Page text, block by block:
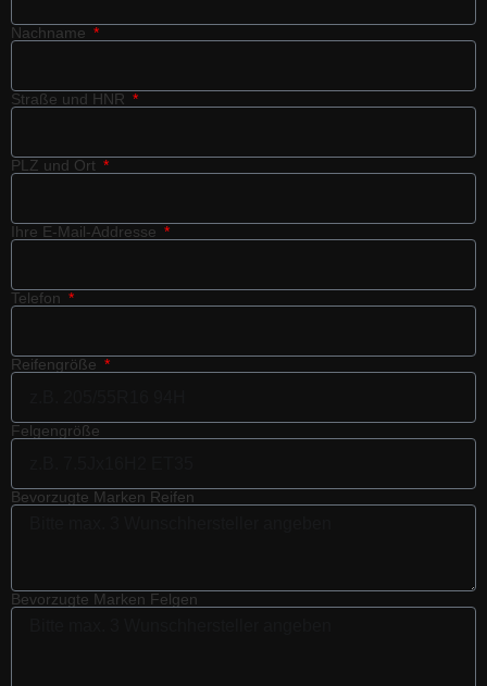
Nachname
Straße und HNR
PLZ und Ort
Ihre E-Mail-Addresse
Telefon
Reifengröße
Felgengröße
Bevorzugte Marken Reifen
Bevorzugte Marken Felgen